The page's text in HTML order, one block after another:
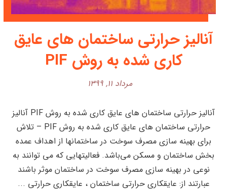
آنالیز حرارتی ساختمان های عایق
کاری شده به روش PIF
مرداد ۱۱, ۱۳۹۹
آنالیز حرارتی ساختمان های عایق کاری شده به روش PIF آنالیز
حرارتی ساختمان های عایق کاری شده به روش PIF – تلاش
برای بهینه سازی مصرف سوخت در ساختمانها از اهداف عمده
بخش ساختمان و مسکن می‌باشد. فعالیتهایی که می توانند به
نوعی در بهینه سازی مصرف سوخت در ساختمان موثر باشند
عبارتند از: عایقکاری حرارتی ساختمان ، عایقکاری حرارتی ...